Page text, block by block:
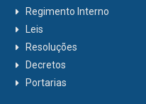
Regimento Interno
Leis
Resoluções
Decretos
Portarias